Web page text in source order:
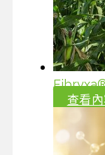
查看